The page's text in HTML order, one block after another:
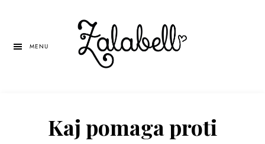
MENU
Kaj pomaga proti